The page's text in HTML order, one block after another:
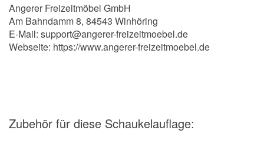
Angerer Freizeitmöbel GmbH
Am Bahndamm 8, 84543 Winhöring
E-Mail: support@angerer-freizeitmoebel.de
Webseite: https://www.angerer-freizeitmoebel.de
Zubehör für diese Schaukelauflage: